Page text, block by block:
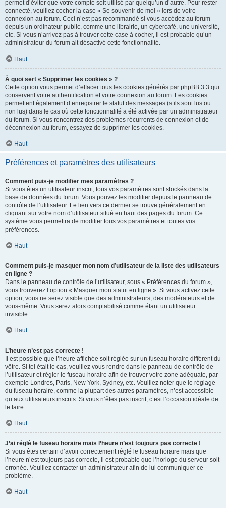
permet d’éviter que votre compte soit utilisé par quelqu’un d’autre. Pour rester
connecté, veuillez cocher la case « Se souvenir de moi » lors de votre
connexion au forum. Ceci n’est pas recommandé si vous accédez au forum
depuis un ordinateur public, comme une librairie, un cybercafé, une université,
etc. Si vous n’arrivez pas à trouver cette case à cocher, il est probable qu’un
administrateur du forum ait désactivé cette fonctionnalité.
Haut
À quoi sert « Supprimer les cookies » ?
Cette option vous permet d’effacer tous les cookies générés par phpBB 3.3 qui
conservent votre authentification et votre connexion au forum. Les cookies
permettent également d’enregistrer le statut des messages (s’ils sont lus ou
non lus) dans le cas où cette fonctionnalité a été activée par un administrateur
du forum. Si vous rencontrez des problèmes récurrents de connexion et de
déconnexion au forum, essayez de supprimer les cookies.
Haut
Préférences et paramètres des utilisateurs
Comment puis-je modifier mes paramètres ?
Si vous êtes un utilisateur inscrit, tous vos paramètres sont stockés dans la
base de données du forum. Vous pouvez les modifier depuis le panneau de
contrôle de l’utilisateur. Le lien vers ce dernier se trouve généralement en
cliquant sur votre nom d’utilisateur situé en haut des pages du forum. Ce
système vous permettra de modifier tous vos paramètres et toutes vos
préférences.
Haut
Comment puis-je masquer mon nom d’utilisateur de la liste des utilisateurs
en ligne ?
Dans le panneau de contrôle de l’utilisateur, sous « Préférences du forum »,
vous trouverez l’option « Masquer mon statut en ligne ». Si vous activez cette
option, vous ne serez visible que des administrateurs, des modérateurs et de
vous-même. Vous serez alors comptabilisé comme étant un utilisateur
invisible.
Haut
L’heure n’est pas correcte !
Il est possible que l’heure affichée soit réglée sur un fuseau horaire différent du
vôtre. Si tel était le cas, veuillez vous rendre dans le panneau de contrôle de
l’utilisateur et régler le fuseau horaire afin de trouver votre zone adéquate, par
exemple Londres, Paris, New York, Sydney, etc. Veuillez noter que le réglage
du fuseau horaire, comme la plupart des autres paramètres, n’est accessible
qu’aux utilisateurs inscrits. Si vous n’êtes pas inscrit, c’est l’occasion idéale de
le faire.
Haut
J’ai réglé le fuseau horaire mais l’heure n’est toujours pas correcte !
Si vous êtes certain d’avoir correctement réglé le fuseau horaire mais que
l’heure n’est toujours pas correcte, il est probable que l’horloge du serveur soit
erronée. Veuillez contacter un administrateur afin de lui communiquer ce
problème.
Haut